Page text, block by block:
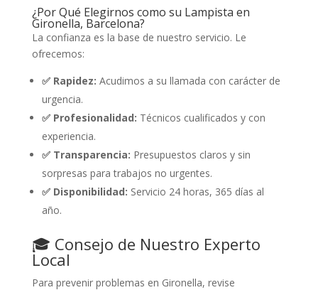
¿Por Qué Elegirnos como su Lampista en
Gironella, Barcelona?
La confianza es la base de nuestro servicio. Le
ofrecemos:
✅ Rapidez: Acudimos a su llamada con carácter de
urgencia.
✅ Profesionalidad: Técnicos cualificados y con
experiencia.
✅ Transparencia: Presupuestos claros y sin
sorpresas para trabajos no urgentes.
✅ Disponibilidad: Servicio 24 horas, 365 días al
año.
🎓 Consejo de Nuestro Experto
Local
Para prevenir problemas en Gironella, revise